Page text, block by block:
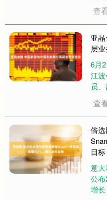
带
工
考
进口
查
亚
层
6月
江
员
同
深
公司
对
查
倍
目标
意
公
增